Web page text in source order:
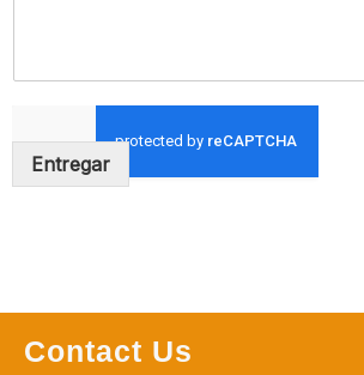
Entregar
Contact Us